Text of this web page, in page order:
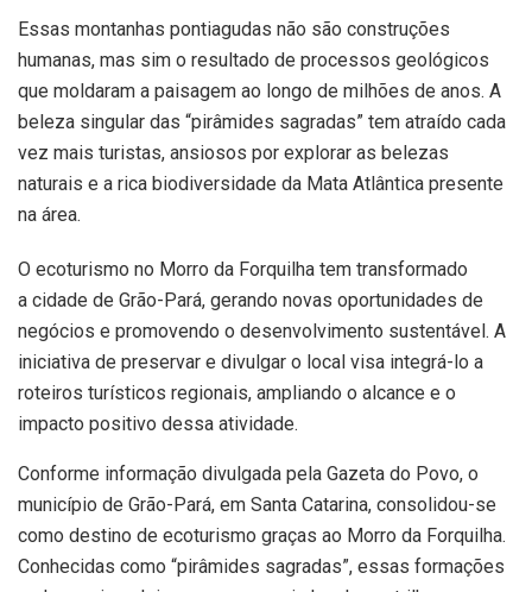
Essas montanhas pontiagudas não são construções
humanas, mas sim o resultado de processos geológicos
que moldaram a paisagem ao longo de milhões de anos. A
beleza singular das “pirâmides sagradas” tem atraído cada
vez mais turistas, ansiosos por explorar as belezas
naturais e a rica biodiversidade da Mata Atlântica presente
na área.
O ecoturismo no Morro da Forquilha tem transformado
a cidade de Grão-Pará, gerando novas oportunidades de
negócios e promovendo o desenvolvimento sustentável. A
iniciativa de preservar e divulgar o local visa integrá-lo a
roteiros turísticos regionais, ampliando o alcance e o
impacto positivo dessa atividade.
Conforme informação divulgada pela Gazeta do Povo, o
município de Grão-Pará, em Santa Catarina, consolidou-se
como destino de ecoturismo graças ao Morro da Forquilha.
Conhecidas como “pirâmides sagradas”, essas formações